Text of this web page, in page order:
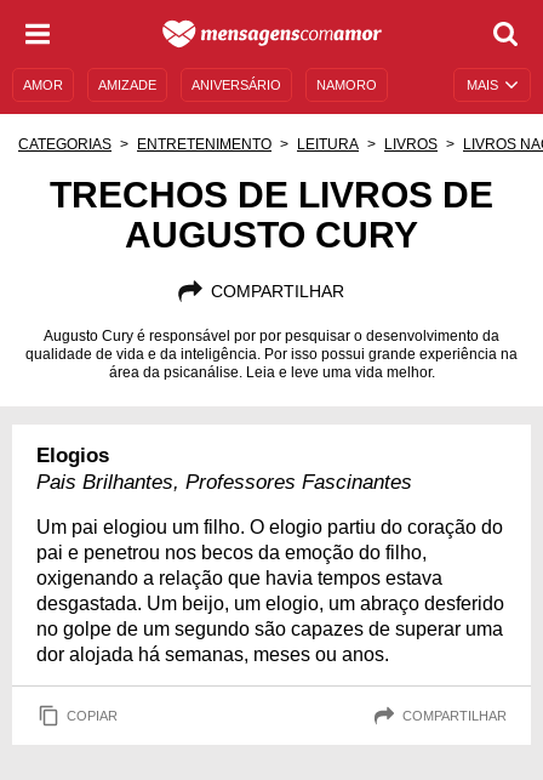
MAIS
AMOR AMIZADE ANIVERSÁRIO NAMORO
MENSAGENS E FRASES MENSAGENS DE ANIVERSÁRIO
CATEGORIAS ENTRETENIMENTO LEITURA LIVROS LIVROS
TRECHOS DE LIVROS DE
AUGUSTO CURY
COMPARTILHAR
Augusto Cury é responsável por por pesquisar o desenvolvimento da
qualidade de vida e da inteligência. Por isso possui grande experiência na
área da psicanálise. Leia e leve uma vida melhor.
Elogios
Pais Brilhantes, Professores Fascinantes
Um pai elogiou um filho. O elogio partiu do coração do
pai e penetrou nos becos da emoção do filho,
oxigenando a relação que havia tempos estava
desgastada. Um beijo, um elogio, um abraço desferido
no golpe de um segundo são capazes de superar uma
dor alojada há semanas, meses ou anos.
COPIAR COMPARTILHAR